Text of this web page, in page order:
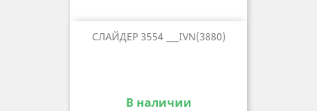
СЛАЙДЕР 3554 ___IVN(3880)
В наличии